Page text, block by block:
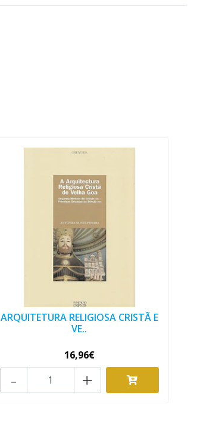
ARQUITETURA RELIGIOSA CRISTÃ E
VE..
16,96€
+
-